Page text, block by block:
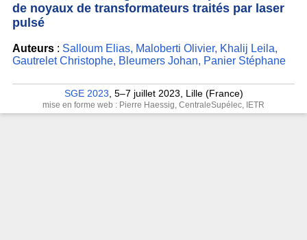
de noyaux de transformateurs traités par laser
pulsé
Auteurs: Salloum Elias, Maloberti Olivier, Khalij Leila,
Gautrelet Christophe, Bleumers Johan, Panier Stéphane
SGE 2023 , 5–7 juillet 2023, Lille (France)
mise en forme web : Pierre Haessig, CentraleSupélec, IETR